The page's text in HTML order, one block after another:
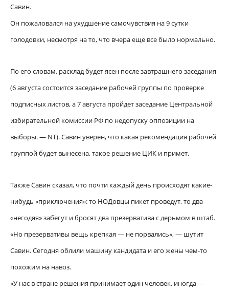
Савин.
Он пожаловался на ухудшение самочувствия на 9 сутки
голодовки, несмотря на то, что вчера еще все было нормально.
По его словам, расклад будет ясен после завтрашнего заседания
(6 августа состоится заседание рабочей группы по проверке
подписных листов, а 7 августа пройдет заседание Центральной
избирательной комиссии РФ по недопуску оппозиции на
выборы. — NT). Савин уверен, что какая рекомендация рабочей
группой будет вынесена, такое решение ЦИК и примет.
Также Савин сказал, что почти каждый день происходят какие-
нибудь «приключения»: то НОДовцы пикет проведут, то два
«негодяя» забегут и бросят два презерватива с дерьмом в штаб.
«Но презервативы вещь крепкая — не порвались», — шутит
Савин. Сегодня облили машину кандидата и его жены чем-то
похожим на навоз.
«У нас в стране решения принимает один человек, иногда —